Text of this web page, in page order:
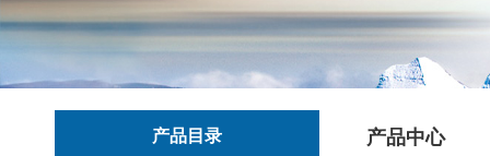
产品目录 产品中心